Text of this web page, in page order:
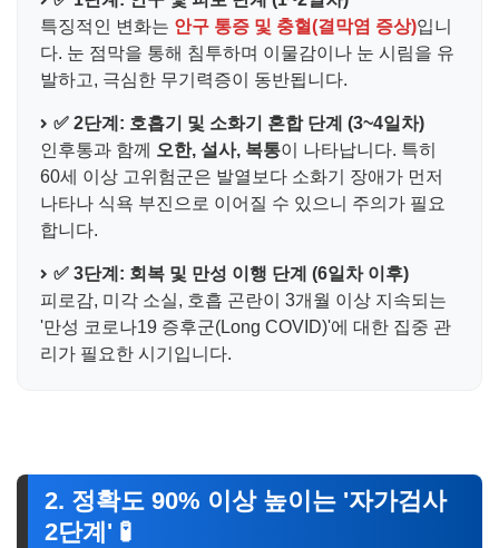
특징적인 변화는 안구 통증 및 충혈(결막염 증상)입니
다. 눈 점막을 통해 침투하며 이물감이나 눈 시림을 유
발하고, 극심한 무기력증이 동반됩니다.
✅ 2단계: 호흡기 및 소화기 혼합 단계 (3~4일차)
인후통과 함께 오한, 설사, 복통이 나타납니다. 특히
60세 이상 고위험군은 발열보다 소화기 장애가 먼저
나타나 식욕 부진으로 이어질 수 있으니 주의가 필요
합니다.
✅ 3단계: 회복 및 만성 이행 단계 (6일차 이후)
피로감, 미각 소실, 호흡 곤란이 3개월 이상 지속되는
'만성 코로나19 증후군(Long COVID)'에 대한 집중 관
리가 필요한 시기입니다.
2. 정확도 90% 이상 높이는 '자가검사
2단계' 🧪